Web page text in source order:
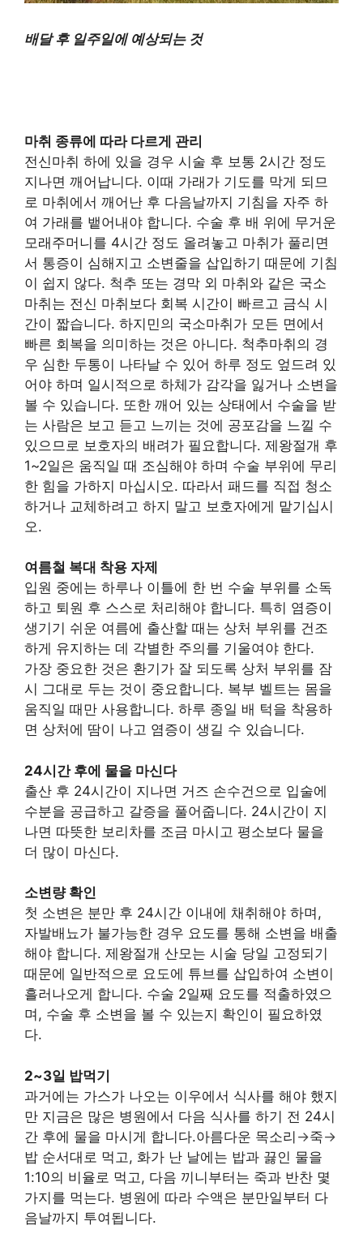
배달 후 일주일에 예상되는 것
마취 종류에 따라 다르게 관리
전신마취 하에 있을 경우 시술 후 보통 2시간 정도
지나면 깨어납니다. 이때 가래가 기도를 막게 되므
로 마취에서 깨어난 후 다음날까지 기침을 자주 하
여 가래를 뱉어내야 합니다. 수술 후 배 위에 무거운
모래주머니를 4시간 정도 올려놓고 마취가 풀리면
서 통증이 심해지고 소변줄을 삽입하기 때문에 기침
이 쉽지 않다. 척추 또는 경막 외 마취와 같은 국소
마취는 전신 마취보다 회복 시간이 빠르고 금식 시
간이 짧습니다. 하지민의 국소마취가 모든 면에서
빠른 회복을 의미하는 것은 아니다. 척추마취의 경
우 심한 두통이 나타날 수 있어 하루 정도 엎드려 있
어야 하며 일시적으로 하체가 감각을 잃거나 소변을
볼 수 있습니다. 또한 깨어 있는 상태에서 수술을 받
는 사람은 보고 듣고 느끼는 것에 공포감을 느낄 수
있으므로 보호자의 배려가 필요합니다. 제왕절개 후
1~2일은 움직일 때 조심해야 하며 수술 부위에 무리
한 힘을 가하지 마십시오. 따라서 패드를 직접 청소
하거나 교체하려고 하지 말고 보호자에게 맡기십시
오.
여름철 복대 착용 자제
입원 중에는 하루나 이틀에 한 번 수술 부위를 소독
하고 퇴원 후 스스로 처리해야 합니다. 특히 염증이
생기기 쉬운 여름에 출산할 때는 상처 부위를 건조
하게 유지하는 데 각별한 주의를 기울여야 한다.
가장 중요한 것은 환기가 잘 되도록 상처 부위를 잠
시 그대로 두는 것이 중요합니다. 복부 벨트는 몸을
움직일 때만 사용합니다. 하루 종일 배 턱을 착용하
면 상처에 땀이 나고 염증이 생길 수 있습니다.
24시간 후에 물을 마신다
출산 후 24시간이 지나면 거즈 손수건으로 입술에
수분을 공급하고 갈증을 풀어줍니다. 24시간이 지
나면 따뜻한 보리차를 조금 마시고 평소보다 물을
더 많이 마신다.
소변량 확인
첫 소변은 분만 후 24시간 이내에 채취해야 하며,
자발배뇨가 불가능한 경우 요도를 통해 소변을 배출
해야 합니다. 제왕절개 산모는 시술 당일 고정되기
때문에 일반적으로 요도에 튜브를 삽입하여 소변이
흘러나오게 합니다. 수술 2일째 요도를 적출하였으
며, 수술 후 소변을 볼 수 있는지 확인이 필요하였
다.
2~3일 밥먹기
과거에는 가스가 나오는 이우에서 식사를 해야 했지
만 지금은 많은 병원에서 다음 식사를 하기 전 24시
간 후에 물을 마시게 합니다.아름다운 목소리 →죽→
밥 순서대로 먹고, 화가 난 날에는 밥과 끓인 물을
1:10의 비율로 먹고, 다음 끼니부터는 죽과 반찬 몇
가지를 먹는다. 병원에 따라 수액은 분만일부터 다
음날까지 투여됩니다.